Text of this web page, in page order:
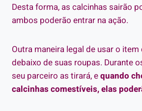
Desta forma, as calcinhas sairão
ambos poderão entrar na ação.
Outra maneira legal de usar o
debaixo de suas roupas. Durante
seu parceiro as tirará, equando
calcinhas comestíveis, elas